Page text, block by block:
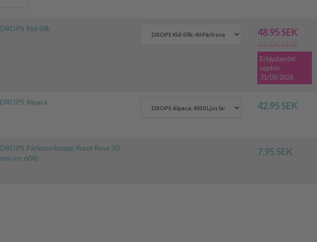
DROPS Kid-Silk
48.95 SEK
55.95 SEK
Erbjudandet
upphör
31/08/2026
DROPS Alpaca 42.95 SEK
DROPS Pärlemorknapp Rund Rosa 20
mm (nr. 608)
7.95 SEK